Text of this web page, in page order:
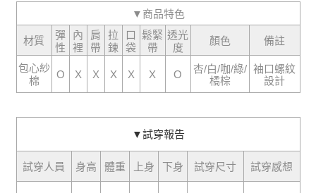
2.基於同意付款使用「大哥付你分期」之契約關係目的，商店將以您的個人
資料（包含姓名、電話或地址）提供予台灣大哥大進項蒐集、處理及利用，
由本公司與您本人進行分期帳單所需資料之確認、核對及更正。
3.完整用戶服務條款，請詳閱以下連結：
https://oppay.tw/userRule
每筆NT$60，滿NT$1,800(含以上)免運費
付款後7-11取貨
每筆NT$60，滿NT$1,600(含以上)免運費
每筆NT$100，滿NT$2,500(含以上)免運費
▼商品特色
材質
彈
性
內
裡
肩
帶
拉
鍊
口
袋
鬆緊
帶
透光
度
顏色 備註
包心紗
棉
O X X X X X O
杏/白/咖/綠/
橘棕
袖口螺紋
設計
▼試穿報告
試穿人員 身高 體重 上身 下身 試穿尺寸 試穿感想